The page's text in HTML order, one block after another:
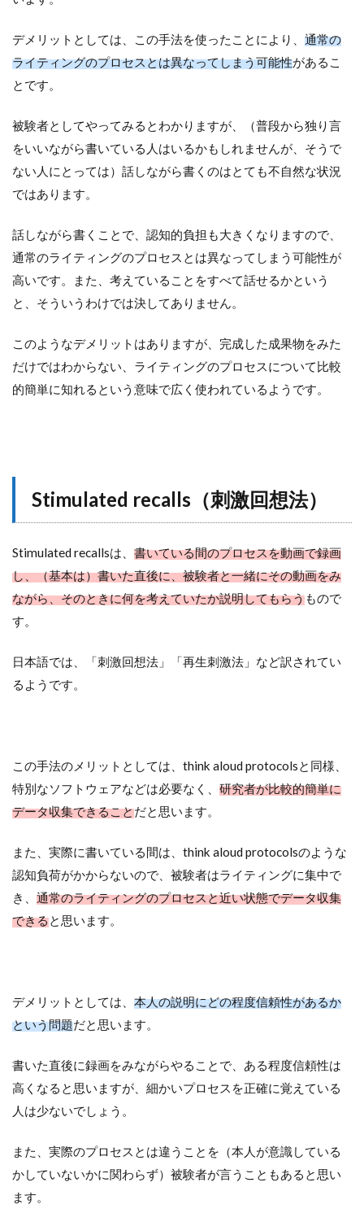
デメリットとしては、この手法を使ったことにより、 通常の
ライティングのプロセスとは異なってしまう可能性があるこ
とです。
被験者としてやってみるとわかりますが、（普段から独り言
をいいながら書いている人はいるかもしれませんが、そうで
ない人にとっては）話しながら書くのはとても不自然な状況
ではあります。
話しながら書くことで、認知的負担も大きくなりますので、
通常のライティングのプロセスとは異なってしまう可能性が
高いです。また、考えていることをすべて話せるかという
と、そういうわけでは決してありません。
このようなデメリットはありますが、完成した成果物をみた
だけではわからない、ライティングのプロセスについて比較
的簡単に知れるという意味で広く使われているようです。
Stimulated recalls（刺激回想法）
Stimulated recallsは、 書いている間のプロセスを動画で録画
し、（基本は）書いた直後に、被験者と一緒にその動画をみ
ながら、そのときに何を考えていたか説明してもらうもので
す。
日本語では、「刺激回想法」「再生刺激法」など訳されてい
るようです。
この手法のメリットとしては、think aloud protocolsと同様、
特別なソフトウェアなどは必要なく、 研究者が比較的簡単に
データ収集できることだと思います。
また、実際に書いている間は、think aloud protocolsのような
認知負荷がかからないので、被験者はライティングに集中で
き、 通常のライティングのプロセスと近い状態でデータ収集
できると思います。
デメリットとしては、 本人の説明にどの程度信頼性があるか
という問題だと思います。
書いた直後に録画をみながらやることで、ある程度信頼性は
高くなると思いますが、細かいプロセスを正確に覚えている
人は少ないでしょう。
また、実際のプロセスとは違うことを（本人が意識している
かしていないかに関わらず）被験者が言うこともあると思い
ます。